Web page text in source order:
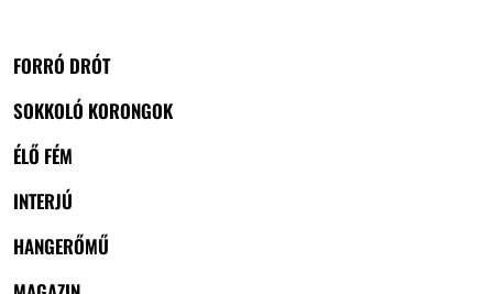
FORRÓ DRÓT
SOKKOLÓ KORONGOK
ÉLŐ FÉM
INTERJÚ
HANGERŐMŰ